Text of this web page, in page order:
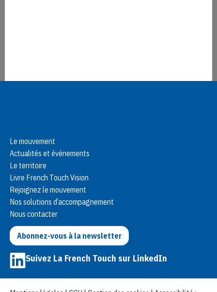
Le mouvement
Actualités et événements
Le territoire
Livre French Touch Vision
Rejoignez le mouvement
Nos solutions d’accompagnement
Nous contacter
Abonnez-vous à la newsletter
Suivez La French Touch sur LinkedIn